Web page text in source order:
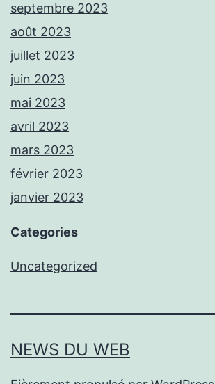
septembre 2023
août 2023
juillet 2023
juin 2023
mai 2023
avril 2023
mars 2023
février 2023
janvier 2023
Categories
Uncategorized
NEWS DU WEB